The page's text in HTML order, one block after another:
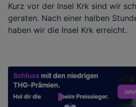
Kurz vor der Insel Krk sind wir
geraten. Nach einer halben
haben wir die Insel Krk erreicht.